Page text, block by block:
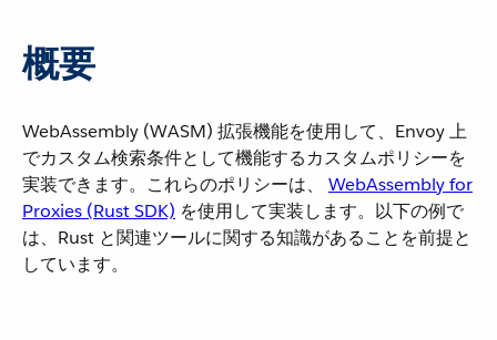
概要
WebAssembly (WASM) 拡張機能を使用して、Envoy 上
でカスタム検索条件として機能するカスタムポリシーを
実装できます。これらのポリシーは、 WebAssembly for
Proxies (Rust SDK) ​ を使用して実装します。以下の例で
は、Rust と関連ツールに関する知識があることを前提と
しています。